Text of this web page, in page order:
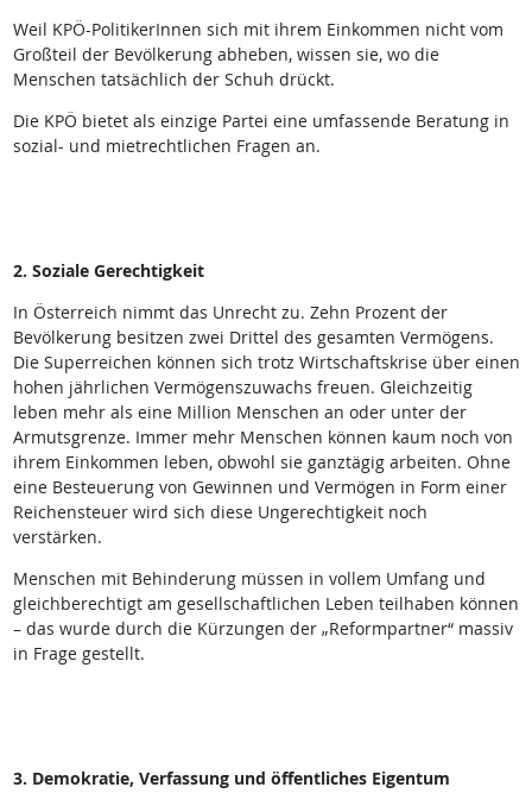
Weil KPÖ-PolitikerInnen sich mit ihrem Einkommen nicht vom
Großteil der Bevölkerung abheben, wissen sie, wo die
Menschen tatsächlich der Schuh drückt.
Die KPÖ bietet als einzige Partei eine umfassende Beratung in
sozial- und mietrechtlichen Fragen an.
2. Soziale Gerechtigkeit
In Österreich nimmt das Unrecht zu. Zehn Prozent der
Bevölkerung besitzen zwei Drittel des gesamten Vermögens.
Die Superreichen können sich trotz Wirtschaftskrise über einen
hohen jährlichen Vermögenszuwachs freuen. Gleichzeitig
leben mehr als eine Million Menschen an oder unter der
Armutsgrenze. Immer mehr Menschen können kaum noch von
ihrem Einkommen leben, obwohl sie ganztägig arbeiten. Ohne
eine Besteuerung von Gewinnen und Vermögen in Form einer
Reichensteuer wird sich diese Ungerechtigkeit noch
verstärken.
Menschen mit Behinderung müssen in vollem Umfang und
gleichberechtigt am gesellschaftlichen Leben teilhaben können
– das wurde durch die Kürzungen der „Reformpartner“ massiv
in Frage gestellt.
3. Demokratie, Verfassung und öffentliches Eigentum